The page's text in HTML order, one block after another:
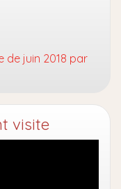
de juin 2018 par
visite